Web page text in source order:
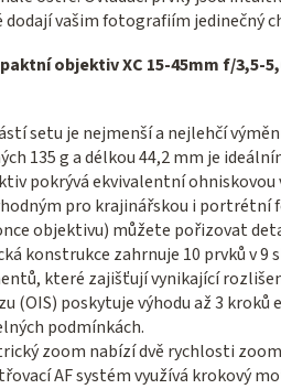
dodají vašim fotografiím jedinečný
objektiv XC 15-45mm f/3,5-
setu je nejmenší a nejlehčí
135 g a délkou 44,2 mm je
pokrývá ekvivalentní
pro krajinářskou i portrétní
objektivu) můžete pořizovat
konstrukce zahrnuje 10 prvků v 9
které zajišťují vynikající
(OIS) poskytuje výhodu až 3
podmínkách.
zoom nabízí dvě rychlosti
AF systém využívá krokový